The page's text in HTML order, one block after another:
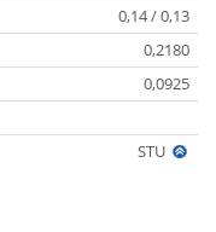
0,14 / 0,13
0,2180
0,0925
STU